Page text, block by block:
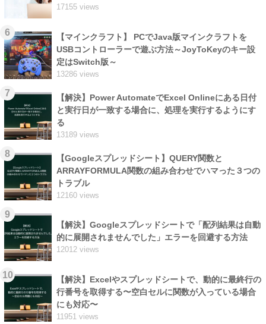
17155 views
6
【マインクラフト】 PCでJava版マインクラフトを
USBコントローラーで遊ぶ方法～JoyToKeyのキー設
定はSwitch版～
13286 views
7
【解決】Power AutomateでExcel Onlineにある日付
と実行日が一致する場合に、処理を実行するようにす
る
13189 views
8
【Googleスプレッドシート】QUERY関数と
ARRAYFORMULA関数の組み合わせでハマった３つの
トラブル
12160 views
9
【解決】Googleスプレッドシートで「配列結果は自動
的に展開されませんでした」エラーを回避する方法
12012 views
10
【解決】Excelやスプレッドシートで、動的に最終行の
行番号を取得する〜空白セルに関数が入っている場合
にも対応〜
11951 views